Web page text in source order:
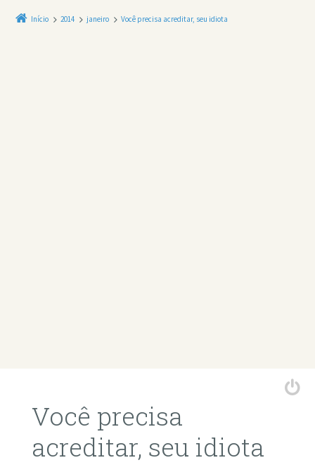
Início 2014 janeiro Você precisa acreditar, seu idiota
Você precisa
acreditar, seu idiota